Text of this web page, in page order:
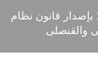
قانون رقم 45 لسنة 1982 بإصدار قانون نظام
والقنصلى